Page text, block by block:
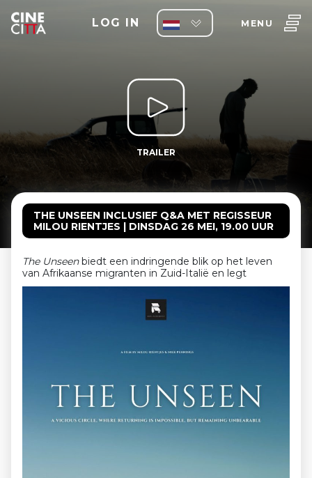
LOG IN MENU
TRAILER
THE UNSEEN INCLUSIEF Q&A MET REGISSEUR
MILOU RIENTJES | DINSDAG 26 MEI, 19.00 UUR
The Unseenbiedt een indringende blik op het leven
van Afrikaanse migranten in Zuid-Italië en legt